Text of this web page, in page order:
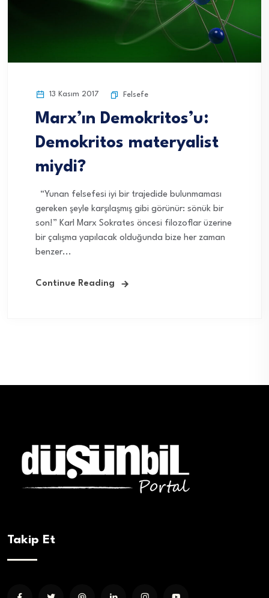
13 Kasım 2017 Felsefe
Marx’ın Demokritos’u:
Demokritos materyalist
miydi?
“Yunan felsefesi iyi bir trajedide bulunmaması
gereken şeyle karşılaşmış gibi görünür: sönük bir
son!” Karl Marx Sokrates öncesi filozoflar üzerine
bir çalışma yapılacak olduğunda bize her zaman
benzer...
Continue Reading
Takip Et